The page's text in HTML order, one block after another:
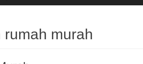
murah